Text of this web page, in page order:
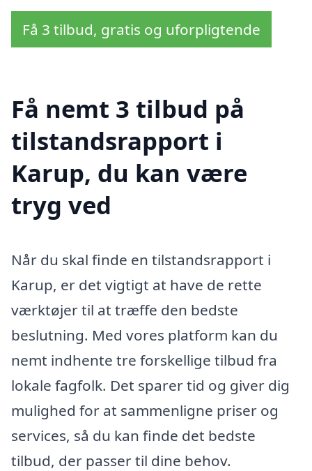
Få 3 tilbud, gratis og uforpligtende
Få nemt 3 tilbud på
tilstandsrapport i
Karup, du kan være
tryg ved
Når du skal finde en tilstandsrapport i
Karup, er det vigtigt at have de rette
værktøjer til at træffe den bedste
beslutning. Med vores platform kan du
nemt indhente tre forskellige tilbud fra
lokale fagfolk. Det sparer tid og giver dig
mulighed for at sammenligne priser og
services, så du kan finde det bedste
tilbud, der passer til dine behov.